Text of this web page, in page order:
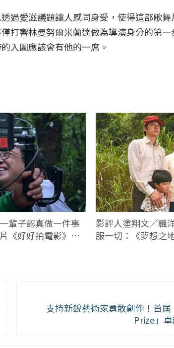
過愛滋議題讓人感同身受，使得這部歌舞
打響林曼努爾米蘭達做為導演身分的第
入圍應該會有他的一席。
輩子認真做一件事
《好好拍電影》不
影評人塗翔文／飄
服一切：《夢想之
支持新銳藝術家勇敢創作！首屆
Prize」